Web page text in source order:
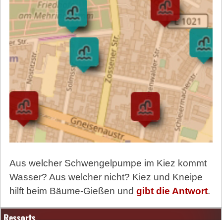
Aus welcher Schwengelpumpe im Kiez kommt
Wasser? Aus welcher nicht? Kiez und Kneipe
hilft beim Bäume-Gießen und gibt die Antwort.